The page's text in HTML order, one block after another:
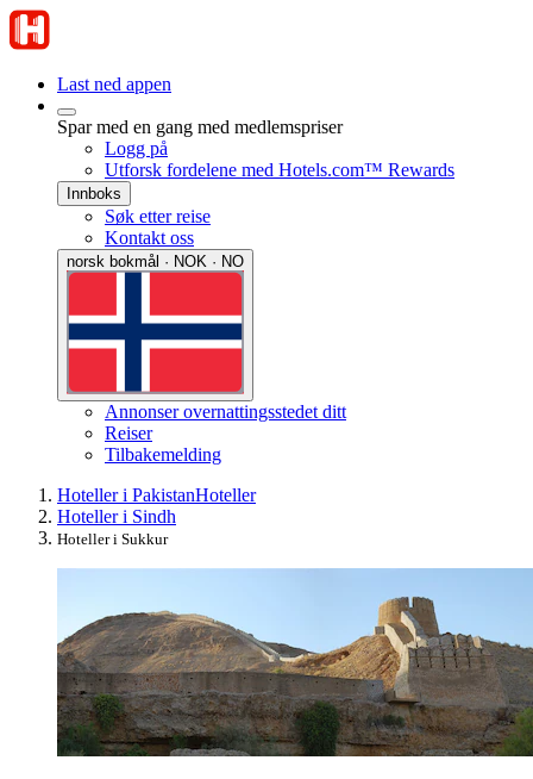
Last ned appen
Spar med en gang med medlemspriser
Logg på
Utforsk fordelene med Hotels.com™ Rewards
Innboks
Søk etter reise
Kontakt oss
norsk bokmål · NOK · NO
Annonser overnattingsstedet ditt
Reiser
Tilbakemelding
Hoteller i PakistanHoteller
Hoteller i Sindh
Hoteller i Sukkur